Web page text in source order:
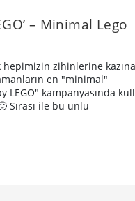
– Minimal Lego
hepimizin zihinlerine
en "minimal"
LEGO" kampanyasında
Sırası ile bu ünlü